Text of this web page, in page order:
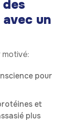
un
pour
et
plus